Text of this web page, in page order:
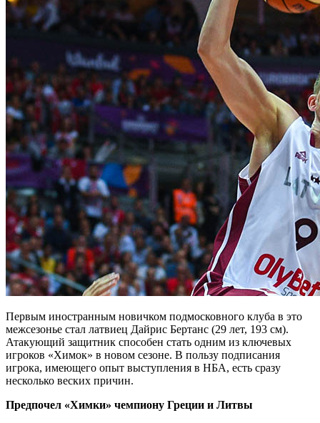
Первым иностранным новичком подмосковного клуба в это
межсезонье стал латвиец Дайрис Бертанс (29 лет, 193 см).
Атакующий защитник способен стать одним из ключевых
игроков «Химок» в новом сезоне. В пользу подписания
игрока, имеющего опыт выступления в НБА, есть сразу
несколько веских причин.
Предпочел «Химки» чемпиону Греции и Литвы